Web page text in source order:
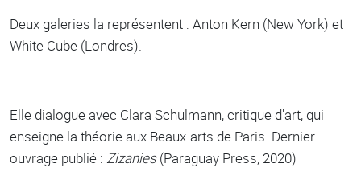
Deux galeries la représentent : Anton Kern (New York) et
White Cube (Londres).
Elle dialogue avec Clara Schulmann, critique d'art, qui
enseigne la théorie aux Beaux-arts de Paris. Dernier
ouvrage publié : Zizanies(Paraguay Press, 2020)